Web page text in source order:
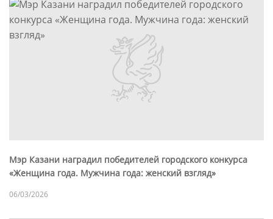
Мэр Казани наградил победителей городского конкурса
«Женщина года. Мужчина года: женский взгляд»
06/03/2026